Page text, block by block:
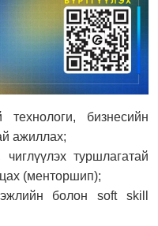
бизнесийн
ажиллах;
туршлагатай
(менторшип);
болон soft skill